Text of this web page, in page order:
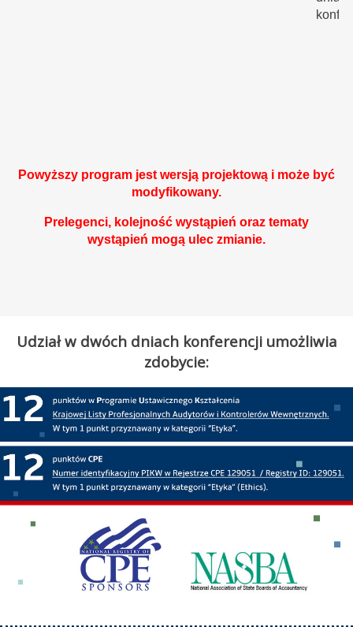
Powyższy program jest wersją projektową i może być
modyfikowany.
Prelegenci, kolejność wystąpień oraz tematy
wystąpień mogą ulec zmianie.
Udział w dwóch dniach konferencji umożliwia
zdobycie: